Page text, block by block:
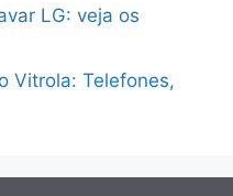
LG: veja os
Vitrola: Telefones,